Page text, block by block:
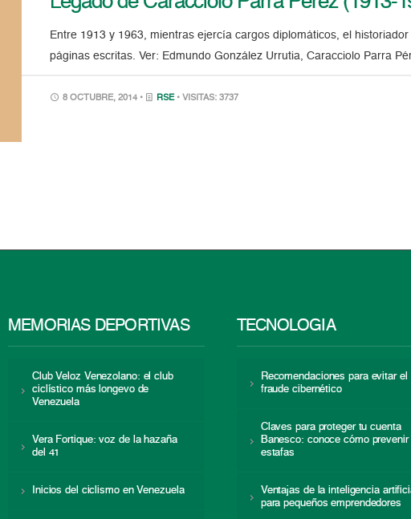
Entre 1913 y 1963, mientras ejercía cargos diplomáticos, el
páginas escritas. Ver: Edmundo González Urrutia, Caracciolo Parra
8 OCTUBRE, 2014 • RSE • VISITAS: 3737
MEMORIAS DEPORTIVAS
Club Veloz Venezolano: el club
ciclístico más longevo de
Venezuela
Vera Fortique: voz de la hazaña
del 41
Inicios del ciclismo en Venezuela
TECNOLOGÍA
Recomendaciones para evitar el
fraude cibernético
Claves para proteger tu cuenta
Banesco: conoce cómo prevenir
estafas
Ventajas de la inteligencia
para pequeños emprendedores